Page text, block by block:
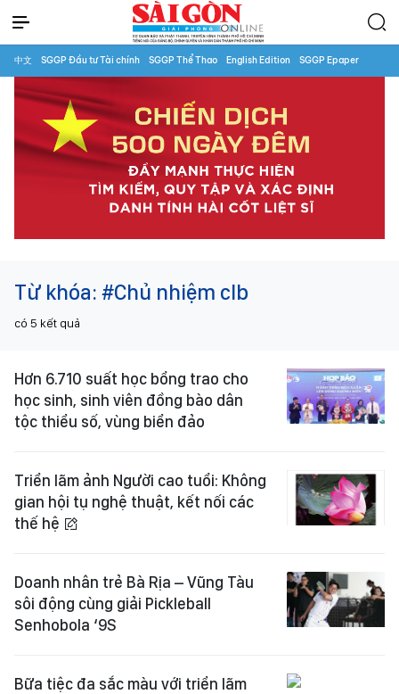
中文 SGGP Đầu tư Tài chính SGGP Thể Thao English Edition SGGP Epaper
Từ khóa: #Chủ nhiệm clb
có 5 kết quả
Hơn 6.710 suất học bổng trao cho
học sinh, sinh viên đồng bào dân
tộc thiểu số, vùng biển đảo
Triển lãm ảnh Người cao tuổi: Không
gian hội tụ nghệ thuật, kết nối các
thế hệ
Doanh nhân trẻ Bà Rịa – Vũng Tàu
sôi động cùng giải Pickleball
Senhobola ‘9S
Bữa tiệc đa sắc màu với triển lãm